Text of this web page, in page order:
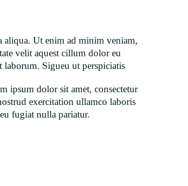
aliqua. Ut enim ad minim veniam,
velit aquest cillum dolor eu
Sigueu ut perspiciatis
ipsum dolor sit amet, consectetur
exercitation ullamco laboris
fugiat nulla pariatur.